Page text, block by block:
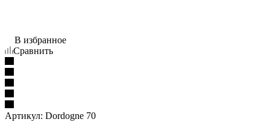
В избранное
Сравнить
Артикул: Dordogne 70